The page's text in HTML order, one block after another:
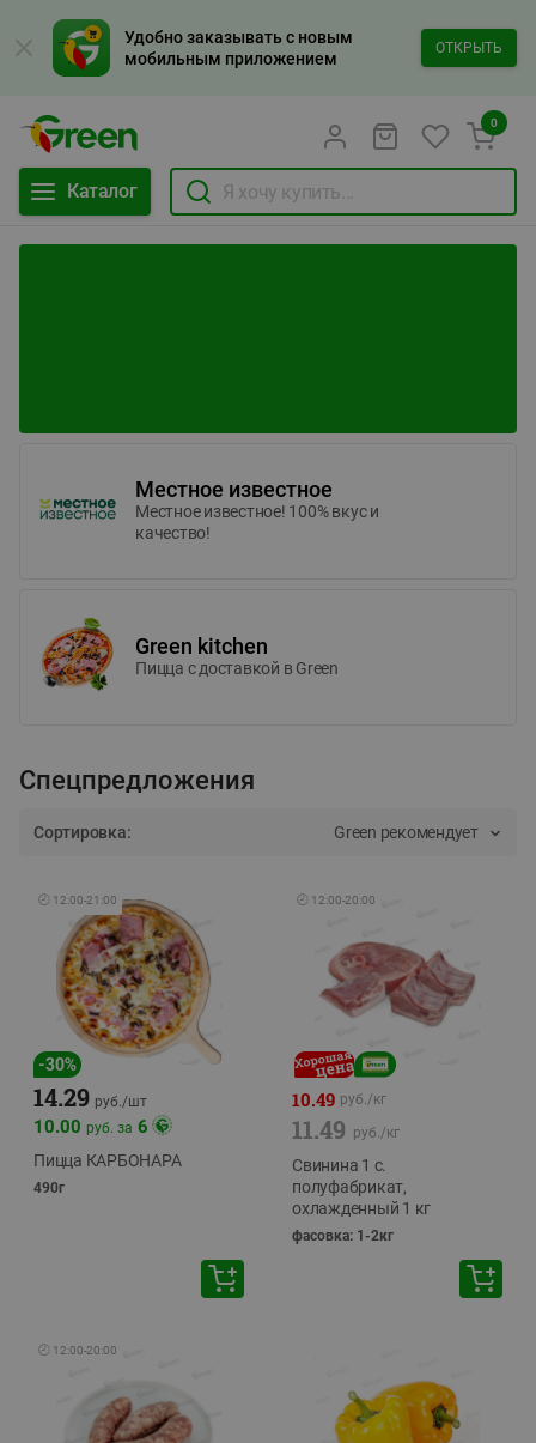
Удобно заказывать с новым
мобильным приложением
ОТКРЫТЬ
Каталог
0
Местное известное
Местное известное! 100% вкус и
качество!
Green kitchen
Пицца c доставкой в Green
Спецпредложения
Сортировка: Green рекомендует
🕘 12:00-21:00
-30%
14.29 руб./шт
10.00 руб. за 6
Пицца КАРБОНАРА
490г
🕘 12:00-20:00
10.49 руб./кг
11.49 руб./кг
Свинина 1 с.
полуфабрикат,
охлажденный 1 кг
фасовка: 1-2кг
🕘 12:00-20:00